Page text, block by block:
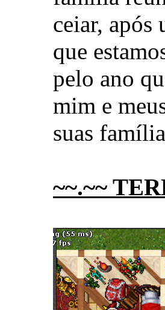
ceiar, após
que
pelo ano
mim e
suas
~~.~~